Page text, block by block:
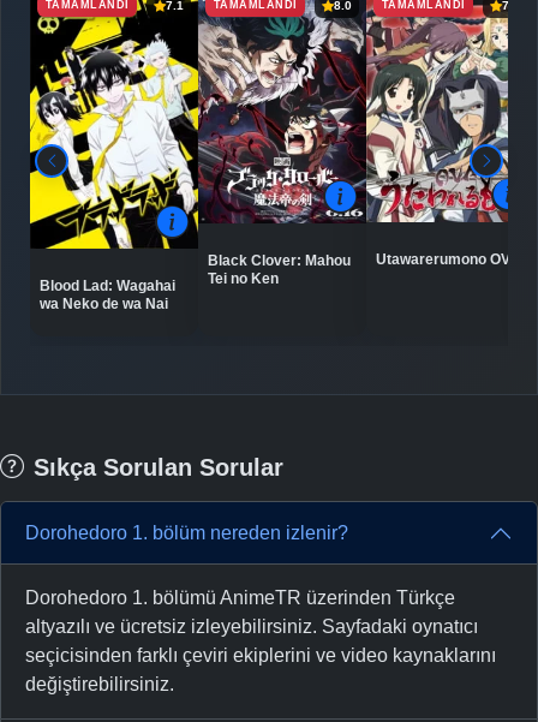
TAMAMLANDI 7.1
Blood Lad: Wagahai
wa Neko de wa Nai
TAMAMLANDI 8.0
Black Clover: Mahou
Tei no Ken
TAMAMLANDI 7.2
Utawarerumono OVA
Sıkça Sorulan Sorular
Dorohedoro 1. bölüm nereden izlenir?
Dorohedoro 1. bölümü AnimeTR üzerinden Türkçe
altyazılı ve ücretsiz izleyebilirsiniz. Sayfadaki oynatıcı
seçicisinden farklı çeviri ekiplerini ve video kaynaklarını
değiştirebilirsiniz.